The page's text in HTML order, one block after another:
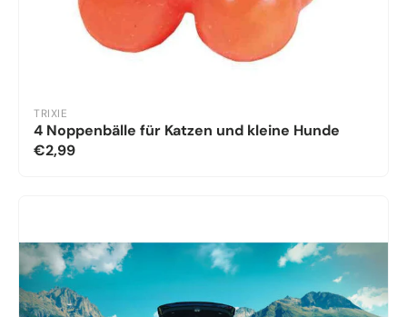
TRIXIE
4 Noppenbälle für Katzen und kleine Hunde
€2,99